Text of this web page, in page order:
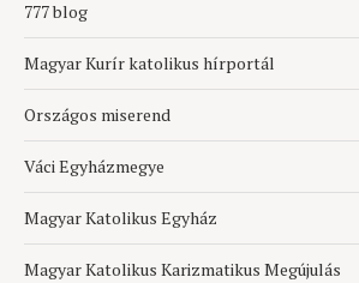
777 blog
Magyar Kurír katolikus hírportál
Országos miserend
Váci Egyházmegye
Magyar Katolikus Egyház
Magyar Katolikus Karizmatikus Megújulás